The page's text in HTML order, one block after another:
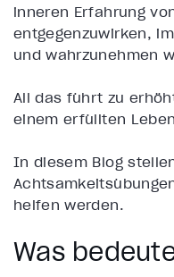
inneren Erfahrung
entgegenzuwirken,
und wahrzunehmen
All das führt zu
einem erfüllten
In diesem Blog
helfen werden.
Was